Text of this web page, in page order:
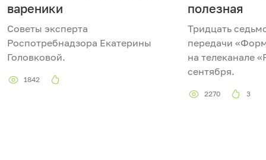
вареники
Советы эксперта
Роспотребнадзора Екатерины
Головковой.
1842
полезная
Тридцать
передачи
на телеканале
сентября.
2270 3